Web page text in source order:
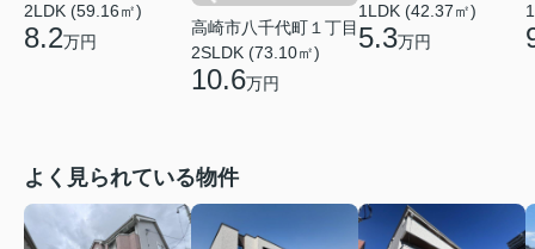
2LDK (59.16㎡)
8.2万円
高崎市八千代町１丁目
2SLDK (73.10㎡)
10.6万円
1LDK (42.37㎡)
5.3万円
よく見られている物件